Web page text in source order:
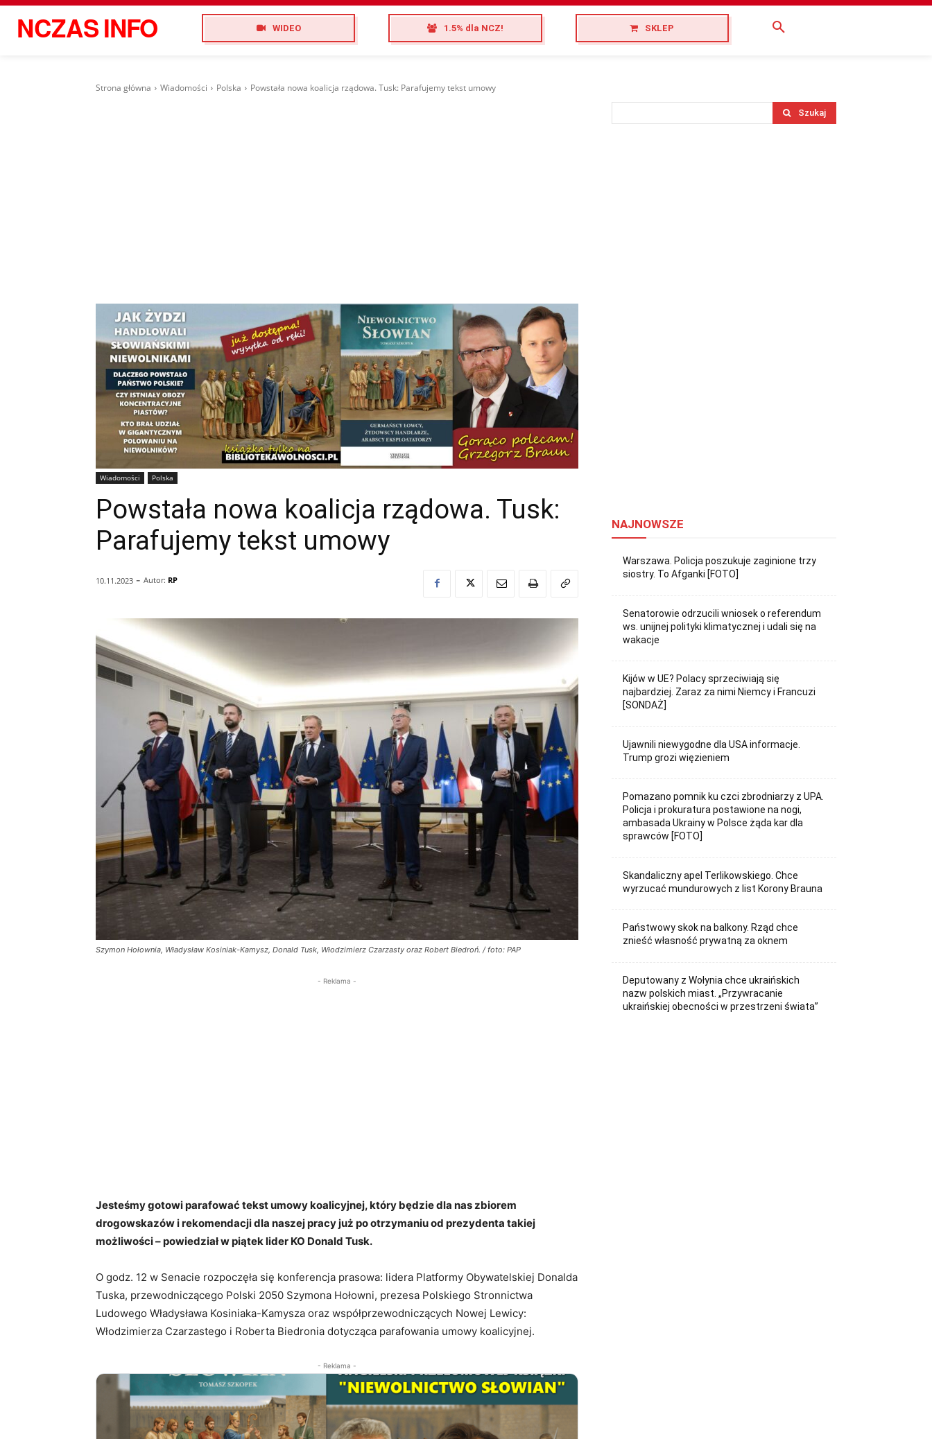
NCZASINFO WIDEO 1.5% dla NCZ! SKLEP
Strona główna Wiadomości Polska Powstała nowa koalicja rządowa. Tusk: Parafujemy tekst umowy
Wiadomości Polska
Powstała nowa koalicja rządowa. Tusk:
Parafujemy tekst umowy
10.11.2023 - Autor: RP
Szymon Hołownia, Władysław Kosiniak-Kamysz, Donald Tusk, Włodzimierz Czarzasty oraz Robert Biedroń. / foto: PAP
- Reklama -
Jesteśmy gotowi parafować tekst umowy koalicyjnej, który będzie dla nas zbiorem
drogowskazów i rekomendacji dla naszej pracy już po otrzymaniu od prezydenta takiej
możliwości – powiedział w piątek lider KO Donald Tusk.
O godz. 12 w Senacie rozpoczęła się konferencja prasowa: lidera Platformy Obywatelskiej Donalda
Tuska, przewodniczącego Polski 2050 Szymona Hołowni, prezesa Polskiego Stronnictwa
Ludowego Władysława Kosiniaka-Kamysza oraz współprzewodniczących Nowej Lewicy:
Włodzimierza Czarzastego i Roberta Biedronia dotycząca parafowania umowy koalicyjnej.
- Reklama -
Szukaj
NAJNOWSZE
Warszawa. Policja poszukuje zaginione trzy
siostry. To Afganki [FOTO]
Senatorowie odrzucili wniosek o referendum
ws. unijnej polityki klimatycznej i udali się na
wakacje
Kijów w UE? Polacy sprzeciwiają się
najbardziej. Zaraz za nimi Niemcy i Francuzi
[SONDAŻ]
Ujawnili niewygodne dla USA informacje.
Trump grozi więzieniem
Pomazano pomnik ku czci zbrodniarzy z UPA.
Policja i prokuratura postawione na nogi,
ambasada Ukrainy w Polsce żąda kar dla
sprawców [FOTO]
Skandaliczny apel Terlikowskiego. Chce
wyrzucać mundurowych z list Korony Brauna
Państwowy skok na balkony. Rząd chce
znieść własność prywatną za oknem
Deputowany z Wołynia chce ukraińskich
nazw polskich miast. „Przywracanie
ukraińskiej obecności w przestrzeni świata”